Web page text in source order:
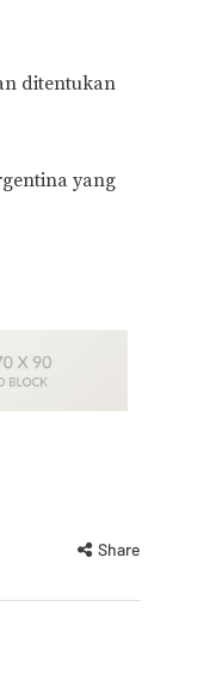
ditentukan
yang
Share